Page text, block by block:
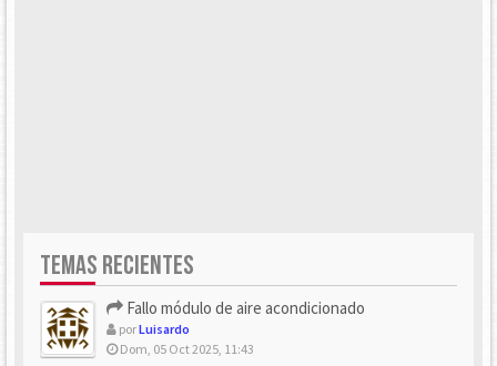
TEMAS RECIENTES
Fallo módulo de aire acondicionado
porLuisardo
Dom, 05 Oct 2025, 11:43